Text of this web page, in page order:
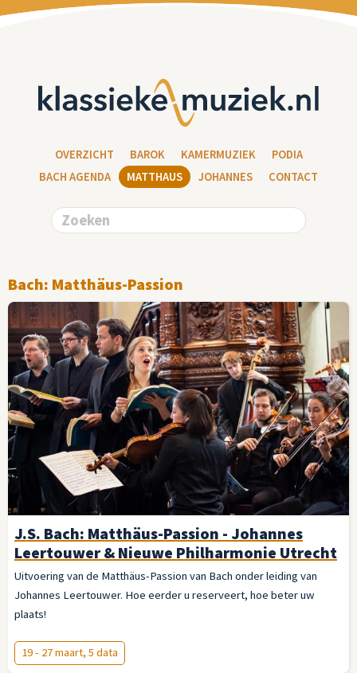
OVERZICHT BAROK KAMERMUZIEK
PODIA
BACH AGENDA
MATTHAUS JOHANNES CONTACT
Bach: Matthäus-Passion
J.S. Bach: Matthäus-Passion - Johannes
Leertouwer & Nieuwe Philharmonie Utrecht
Uitvoering van de Matthäus-Passion van Bach onder leiding van
Johannes Leertouwer. Hoe eerder u reserveert, hoe beter uw
plaats!
19 - 27 maart, 5 data